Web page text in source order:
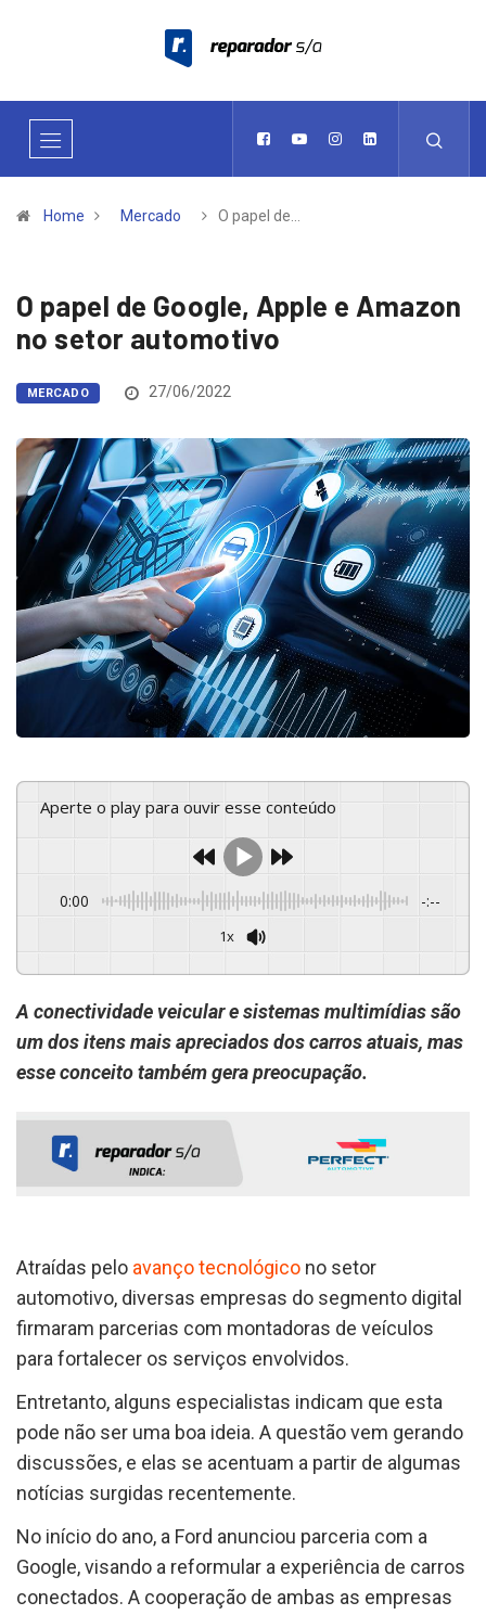
Home Mercado O papel de…
O papel de Google, Apple e Amazon
no setor automotivo
MERCADO 27/06/2022
Aperte o play para ouvir esse conteúdo
0:00 -:--
1x
GSpeech
A conectividade veicular e sistemas multimídias são
um dos itens mais apreciados dos carros atuais, mas
esse conceito também gera preocupação.
Atraídas pelo avanço tecnológico no setor
automotivo, diversas empresas do segmento digital
firmaram parcerias com montadoras de veículos
para fortalecer os serviços envolvidos.
Entretanto, alguns especialistas indicam que esta
pode não ser uma boa ideia. A questão vem gerando
discussões, e elas se acentuam a partir de algumas
notícias surgidas recentemente.
No início do ano, a Ford anunciou parceria com a
Google, visando a reformular a experiência de carros
conectados. A cooperação de ambas as empresas